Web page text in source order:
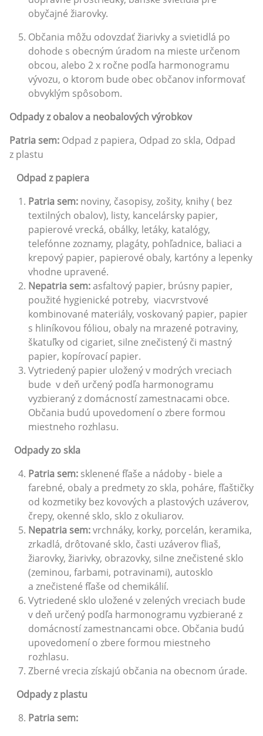
obyčajné žiarovky.
Občania môžu odovzdať žiarivky a svietidlá po
dohode s obecným úradom na mieste určenom
obcou, alebo 2 x ročne podľa harmonogramu
vývozu, o ktorom bude obec občanov informovať
obvyklým spôsobom.
Odpady z obalov a neobalových výrobkov
Patria sem: Odpad z papiera, Odpad zo skla, Odpad
z plastu
Odpad z papiera
Patria sem: noviny, časopisy, zošity, knihy ( bez
textilných obalov), listy, kancelársky papier,
papierové vrecká, obálky, letáky, katalógy,
telefónne zoznamy, plagáty, pohľadnice, baliaci a
krepový papier, papierové obaly, kartóny a lepenky
vhodne upravené.
Nepatria sem:asfaltový papier, brúsny papier,
použité hygienické potreby, viacvrstvové
kombinované materiály, voskovaný papier, papier
s hliníkovou fóliou, obaly na mrazené potraviny,
škatuľky od cigariet, silne znečistený či mastný
papier, kopírovací papier.
Vytriedený papier uložený v modrých vreciach
bude v deň určený podľa harmonogramu
vyzbieraný z domácností zamestnacami obce.
Občania budú upovedomení o zbere formou
miestneho rozhlasu.
Odpady zo skla
Patria sem: sklenené fľaše a nádoby - biele a
farebné, obaly a predmety zo skla, poháre, fľaštičky
od kozmetiky bez kovových a plastových uzáverov,
črepy, okenné sklo, sklo z okuliarov.
Nepatria sem:vrchnáky, korky, porcelán, keramika,
zrkadlá, drôtované sklo, časti uzáverov fliaš,
žiarovky, žiarivky, obrazovky, silne znečistené sklo
(zeminou, farbami, potravinami), autosklo
a znečistené fľaše od chemikálií.
Vytriedené sklo uložené v zelených vreciach bude
v deň určený podľa harmonogramu vyzbierané z
domácností zamestnancami obce. Občania budú
upovedomení o zbere formou miestneho
rozhlasu.
Zberné vrecia získajú občania na obecnom úrade.
Odpady z plastu
Patria sem: